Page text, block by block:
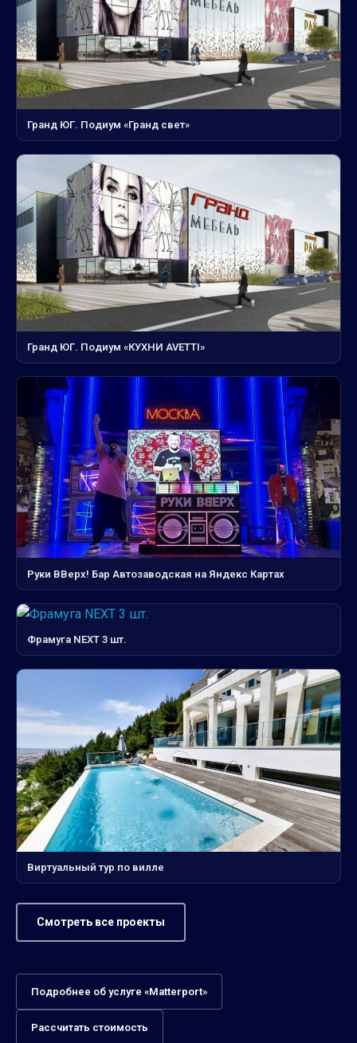
Гранд ЮГ. Подиум «Гранд свет»
Гранд ЮГ. Подиум «КУХНИ AVETTI»
Руки ВВерх! Бар Автозаводская на Яндекс Картах
Фрамуга NEXT 3 шт.
Виртуальный тур по вилле
Смотреть все проекты
Подробнее об услуге «Matterport»
Рассчитать стоимость